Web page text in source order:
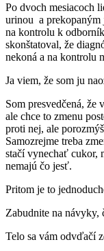
Po dvoch mesiacoch
urinou a prekopaným
na kontrolu k
skonštatoval, že
nekoná a na kontrolu
Ja viem, že som ju
Som presvedčená, že
ale chce to zmenu
proti nej, ale
Samozrejme treba
stačí vynechať cukor,
nemajú čo jesť.
Pritom je to
Zabudnite na
Telo sa vám odvďačí